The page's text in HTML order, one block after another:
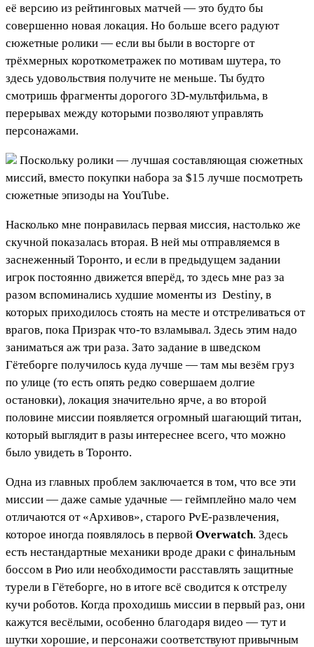
её версию из рейтинговых матчей — это будто бы
совершенно новая локация. Но больше всего радуют
сюжетные ролики — если вы были в восторге от
трёхмерных короткометражек по мотивам шутера, то
здесь удовольствия получите не меньше. Ты будто
смотришь фрагменты дорогого 3D-мультфильма, в
перерывах между которыми позволяют управлять
персонажами.
Поскольку ролики — лучшая составляющая сюжетных
миссий, вместо покупки набора за $15 лучше посмотреть
сюжетные эпизоды на YouTube.
Насколько мне понравилась первая миссия, настолько же
скучной показалась вторая. В ней мы отправляемся в
заснеженный Торонто, и если в предыдущем задании
игрок постоянно движется вперёд, то здесь мне раз за
разом вспоминались худшие моменты из Destiny, в
которых приходилось стоять на месте и отстреливаться от
врагов, пока Призрак что-то взламывал. Здесь этим надо
заниматься аж три раза. Зато задание в шведском
Гётеборге получилось куда лучше — там мы везём груз
по улице (то есть опять редко совершаем долгие
остановки), локация значительно ярче, а во второй
половине миссии появляется огромный шагающий титан,
который выглядит в разы интереснее всего, что можно
было увидеть в Торонто.
Одна из главных проблем заключается в том, что все эти
миссии — даже самые удачные — геймплейно мало чем
отличаются от «Архивов», старого PvE-развлечения,
которое иногда появлялось в первой Overwatch. Здесь
есть нестандартные механики вроде драки с финальным
боссом в Рио или необходимости расставлять защитные
турели в Гётеборге, но в итоге всё сводится к отстрелу
кучи роботов. Когда проходишь миссии в первый раз, они
кажутся весёлыми, особенно благодаря видео — тут и
шутки хорошие, и персонажи соответствуют привычным